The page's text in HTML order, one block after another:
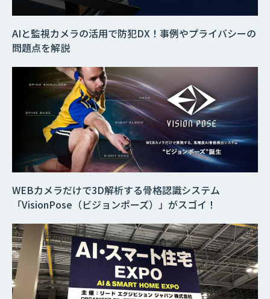
AIと監視カメラの活用で防犯DX！事例やプライバシーの
問題点を解説
WEBカメラだけで3D解析する骨格認識システム
「VisionPose（ビジョンポーズ）」がスゴイ！